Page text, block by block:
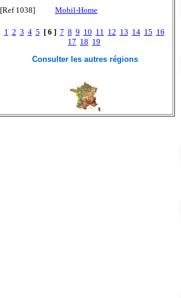
[Ref 1038] Mobil-Home
1 2 3 4 5 [ 6 ] 7 8 9 10 11 12 13 14 15 16
17 18 19
Consulter les autres régions